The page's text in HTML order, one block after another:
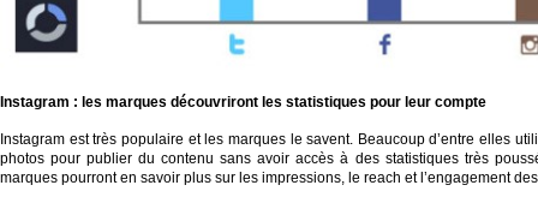
Instagram : les marques découvriront les statistiques pour leur compte
Instagram est très populaire et les marques le savent. Beaucoup d’entre elles
photos pour publier du contenu sans avoir accès à des statistiques très
marques pourront en savoir plus sur les impressions, le reach et l’engagement